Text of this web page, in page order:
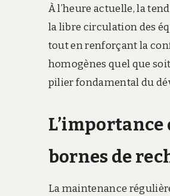
À l’heure actuelle, la
la libre circulation des
tout en renforçant la
homogènes quel que
pilier fondamental du
bornes de
La maintenance